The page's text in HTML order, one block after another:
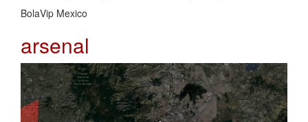
BolaVip Mexico
arsenal